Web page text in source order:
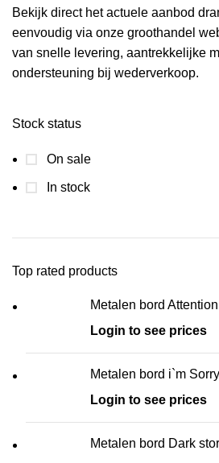
Stock status
On sale
In stock
Top rated products
Metalen bord Attention
Login to see prices
Metalen bord i`m
Login to see prices
Metalen bord Dark
Bekijk direct het actuele aanbod
eenvoudig via onze groothandel
van snelle levering, aantrekkelijke
ondersteuning bij wederverkoop.